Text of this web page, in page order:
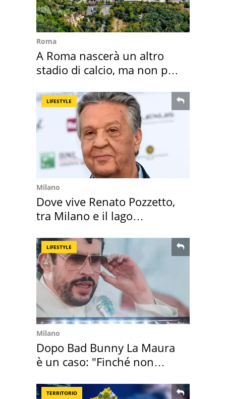
Roma
A Roma nascerà un altro
stadio di calcio, ma non per
LIFESTYLE
Milano
Dove vive Renato Pozzetto,
tra Milano e il lago
LIFESTYLE
Milano
Dopo Bad Bunny La Maura
è un caso: "Finché non
TERRITORIO